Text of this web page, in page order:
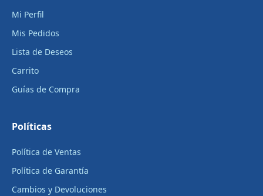
Mi Perfil
Mis Pedidos
Lista de Deseos
Carrito
Guías de Compra
Políticas
Política de Ventas
Política de Garantía
Cambios y Devoluciones